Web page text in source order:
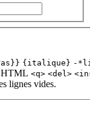
{italique} -
HTML <q> <del>
lignes vides.